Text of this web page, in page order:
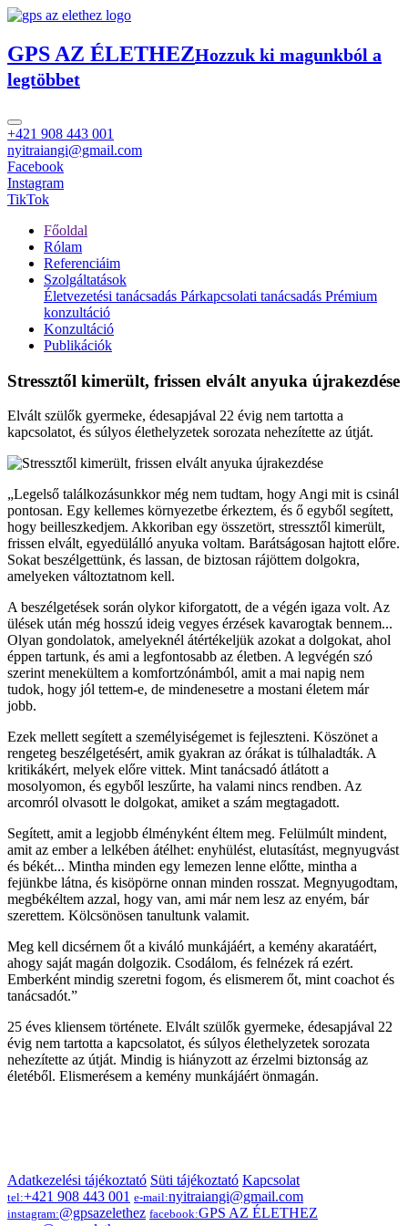
GPS AZ ÉLETHEZHozzuk ki magunkból a
legtöbbet
+421 908 443 001
nyitraiangi@gmail.com
Facebook
Instagram
TikTok
Főoldal
Rólam
Referenciáim
Szolgáltatások
Életvezetési tanácsadás Párkapcsolati tanácsadás Prémium
konzultáció
Konzultáció
Publikációk
Stressztől kimerült, frissen elvált anyuka újrakezdése
Elvált szülők gyermeke, édesapjával 22 évig nem tartotta a
kapcsolatot, és súlyos élethelyzetek sorozata nehezítette az útját.
„Legelső találkozásunkkor még nem tudtam, hogy Angi mit is csinál
pontosan. Egy kellemes környezetbe érkeztem, és ő egyből segített,
hogy beilleszkedjem. Akkoriban egy összetört, stressztől kimerült,
frissen elvált, egyedülálló anyuka voltam. Barátságosan hajtott előre.
Sokat beszélgettünk, és lassan, de biztosan rájöttem dolgokra,
amelyeken változtatnom kell.
A beszélgetések során olykor kiforgatott, de a végén igaza volt. Az
ülések után még hosszú ideig vegyes érzések kavarogtak bennem...
Olyan gondolatok, amelyeknél átértékeljük azokat a dolgokat, ahol
éppen tartunk, és ami a legfontosabb az életben. A legvégén szó
szerint menekültem a komfortzónámból, amit a mai napig nem
tudok, hogy jól tettem-e, de mindenesetre a mostani életem már
jobb.
Ezek mellett segített a személyiségemet is fejleszteni. Köszönet a
rengeteg beszélgetésért, amik gyakran az órákat is túlhaladták. A
kritikákért, melyek előre vittek. Mint tanácsadó átlátott a
mosolyomon, és egyből leszűrte, ha valami nincs rendben. Az
arcomról olvasott le dolgokat, amiket a szám megtagadott.
Segített, amit a legjobb élményként éltem meg. Felülmúlt mindent,
amit az ember a lelkében átélhet: enyhülést, elutasítást, megnyugvást
és békét... Mintha minden egy lemezen lenne előtte, mintha a
fejünkbe látna, és kisöpörne onnan minden rosszat. Megnyugodtam,
megbékéltem azzal, hogy van, ami már nem lesz az enyém, bár
szerettem. Kölcsönösen tanultunk valamit.
Meg kell dicsérnem őt a kiváló munkájáért, a kemény akaratáért,
ahogy saját magán dolgozik. Csodálom, és felnézek rá ezért.
Emberként mindig szeretni fogom, és elismerem őt, mint coachot és
tanácsadót.”
25 éves kliensem története. Elvált szülők gyermeke, édesapjával 22
évig nem tartotta a kapcsolatot, és súlyos élethelyzetek sorozata
nehezítette az útját. Mindig is hiányzott az érzelmi biztonság az
életéből. Elismerésem a kemény munkájáért önmagán.
Adatkezelési tájékoztató Süti tájékoztató Kapcsolat
tel:+421 908 443 001 e-mail:nyitraiangi@gmail.com
instagram:@gpsazelethez facebook:GPS AZ ÉLETHEZ